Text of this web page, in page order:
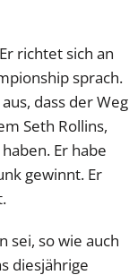
richtet sich an
sprach.
dass der Weg
Seth Rollins,
Er habe
gewinnt. Er
sei, so wie auch
diesjährige